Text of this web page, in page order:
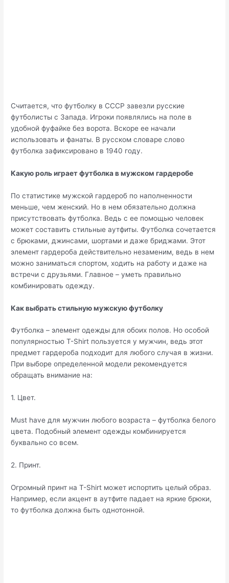
Считается, что футболку в СССР завезли русские
футболисты с Запада. Игроки появлялись на поле в
удобной фуфайке без ворота. Вскоре ее начали
использовать и фанаты. В русском словаре слово
футболка зафиксировано в 1940 году.
Какую роль играет футболка в мужском гардеробе
По статистике мужской гардероб по наполненности
меньше, чем женский. Но в нем обязательно должна
присутствовать футболка. Ведь с ее помощью человек
может составить стильные аутфиты. Футболка сочетается
с брюками, джинсами, шортами и даже бриджами. Этот
элемент гардероба действительно незаменим, ведь в нем
можно заниматься спортом, ходить на работу и даже на
встречи с друзьями. Главное – уметь правильно
комбинировать одежду.
Как выбрать стильную мужскую футболку
Футболка – элемент одежды для обоих полов. Но особой
популярностью T-Shirt пользуется у мужчин, ведь этот
предмет гардероба подходит для любого случая в жизни.
При выборе определенной модели рекомендуется
обращать внимание на:
1. Цвет.
Must have для мужчин любого возраста – футболка белого
цвета. Подобный элемент одежды комбинируется
буквально со всем.
2. Принт.
Огромный принт на T-Shirt может испортить целый образ.
Например, если акцент в аутфите падает на яркие брюки,
то футболка должна быть однотонной.